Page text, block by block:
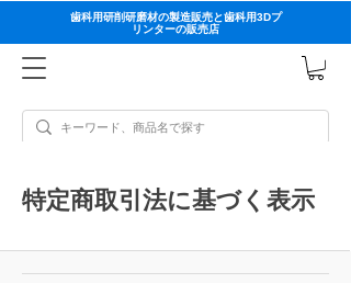
歯科用研削研磨材の製造販売と歯科用3Dプ
リンターの販売店
特定商取引法に基づく表示